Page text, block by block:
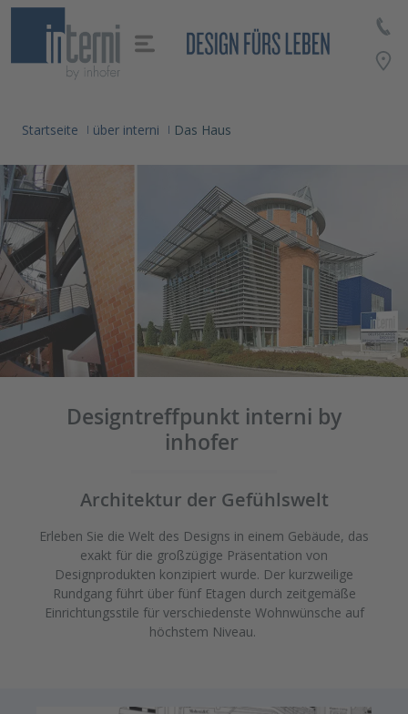
Startseite über interni Das Haus
Designtreffpunkt interni by
inhofer
Architektur der Gefühlswelt
Erleben Sie die Welt des Designs in einem Gebäude, das
exakt für die großzügige Präsentation von
Designprodukten konzipiert wurde. Der kurzweilige
Rundgang führt über fünf Etagen durch zeitgemäße
Einrichtungsstile für verschiedenste Wohnwünsche auf
höchstem Niveau.